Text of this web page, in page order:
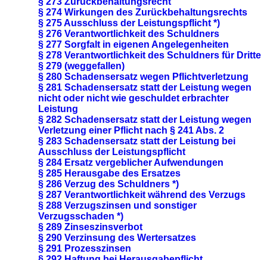
§ 274 Wirkungen des Zurückbehaltungsrechts
§ 275 Ausschluss der Leistungspflicht *)
§ 276 Verantwortlichkeit des Schuldners
§ 277 Sorgfalt in eigenen Angelegenheiten
§ 278 Verantwortlichkeit des Schuldners für Dritte
§ 279 (weggefallen)
§ 280 Schadensersatz wegen Pflichtverletzung
§ 281 Schadensersatz statt der Leistung wegen
nicht oder nicht wie geschuldet erbrachter
Leistung
§ 282 Schadensersatz statt der Leistung wegen
Verletzung einer Pflicht nach § 241 Abs. 2
§ 283 Schadensersatz statt der Leistung bei
Ausschluss der Leistungspflicht
§ 284 Ersatz vergeblicher Aufwendungen
§ 285 Herausgabe des Ersatzes
§ 286 Verzug des Schuldners *)
§ 287 Verantwortlichkeit während des Verzugs
§ 288 Verzugszinsen und sonstiger
Verzugsschaden *)
§ 289 Zinseszinsverbot
§ 290 Verzinsung des Wertersatzes
§ 291 Prozesszinsen